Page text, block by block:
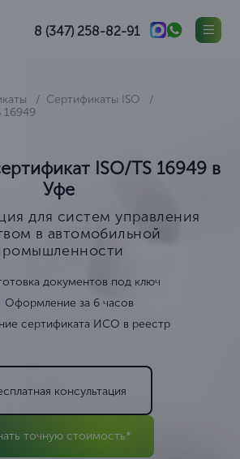
8 (347) 258-82-91
Сертификаты ISO
16949
ISO/TS 16949 в
Уфе
для систем управления
в автомобильной
документов под ключ
Оформление за 6 часов
сертификата ИСО в реестр
консультация
точную стоимость*